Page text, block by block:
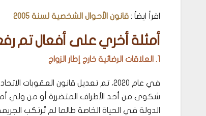
اقرأ ايضاً : قانون الأحوال الشخصية لسنة 2005
أمثلة أخري على أفعال تم
1. العلاقات الرضائية خارج إطار الزواج
في عام 2020، تم تعديل قانون
شكوى من أحد الأطراف المتضررة أو من ولي
الدولة في الحياة الخاصة طالما لم تُرتكب